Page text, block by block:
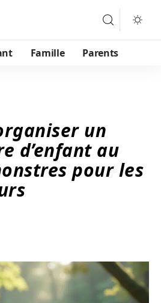
Famille Parents
un
d’enfant au
pour les